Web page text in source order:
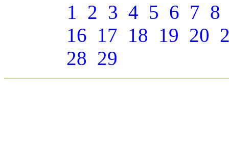
1 2 3 4 5 6 7 8
16 17 18 19 20
28 29